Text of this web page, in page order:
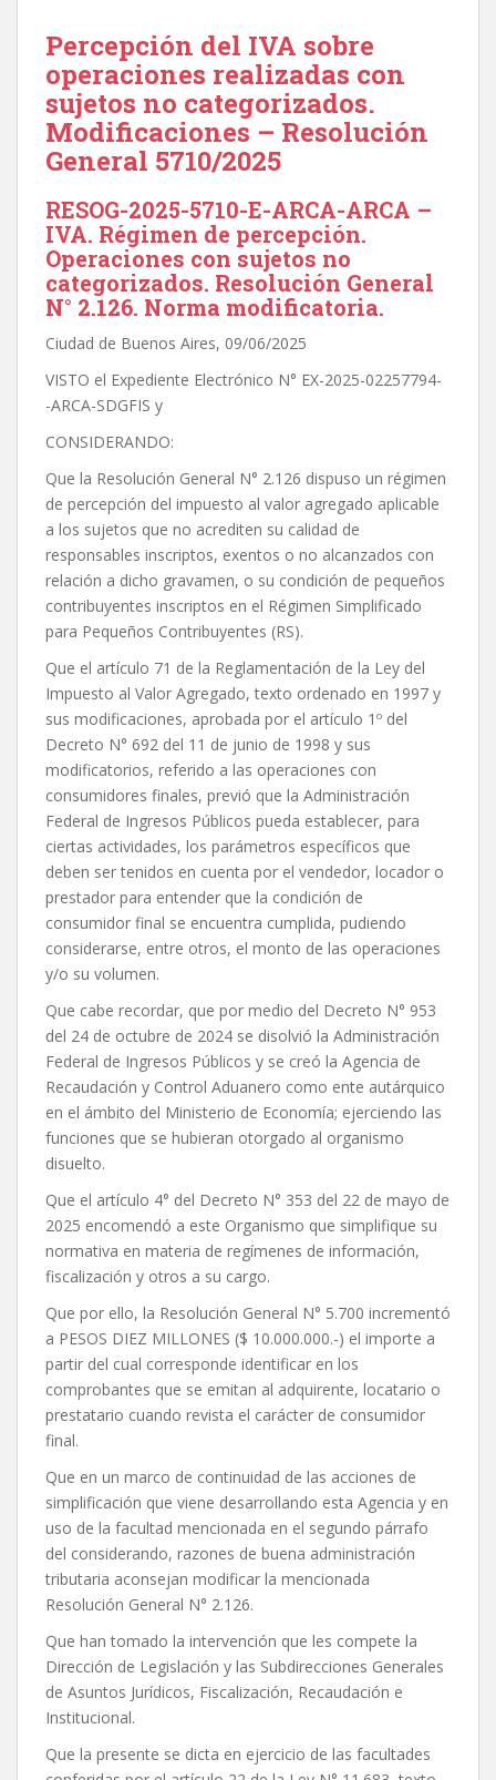
Percepción del IVA sobre
operaciones realizadas con
sujetos no categorizados.
Modificaciones – Resolución
General 5710/2025
RESOG-2025-5710-E-ARCA-ARCA –
IVA. Régimen de percepción.
Operaciones con sujetos no
categorizados. Resolución General
N° 2.126. Norma modificatoria.
Ciudad de Buenos Aires, 09/06/2025
VISTO el Expediente Electrónico N° EX-2025-02257794-
-ARCA-SDGFIS y
CONSIDERANDO:
Que la Resolución General N° 2.126 dispuso un régimen
de percepción del impuesto al valor agregado aplicable
a los sujetos que no acrediten su calidad de
responsables inscriptos, exentos o no alcanzados con
relación a dicho gravamen, o su condición de pequeños
contribuyentes inscriptos en el Régimen Simplificado
para Pequeños Contribuyentes (RS).
Que el artículo 71 de la Reglamentación de la Ley del
Impuesto al Valor Agregado, texto ordenado en 1997 y
sus modificaciones, aprobada por el artículo 1º del
Decreto N° 692 del 11 de junio de 1998 y sus
modificatorios, referido a las operaciones con
consumidores finales, previó que la Administración
Federal de Ingresos Públicos pueda establecer, para
ciertas actividades, los parámetros específicos que
deben ser tenidos en cuenta por el vendedor, locador o
prestador para entender que la condición de
consumidor final se encuentra cumplida, pudiendo
considerarse, entre otros, el monto de las operaciones
y/o su volumen.
Que cabe recordar, que por medio del Decreto N° 953
del 24 de octubre de 2024 se disolvió la Administración
Federal de Ingresos Públicos y se creó la Agencia de
Recaudación y Control Aduanero como ente autárquico
en el ámbito del Ministerio de Economía; ejerciendo las
funciones que se hubieran otorgado al organismo
disuelto.
Que el artículo 4° del Decreto N° 353 del 22 de mayo de
2025 encomendó a este Organismo que simplifique su
normativa en materia de regímenes de información,
fiscalización y otros a su cargo.
Que por ello, la Resolución General N° 5.700 incrementó
a PESOS DIEZ MILLONES ($ 10.000.000.-) el importe a
partir del cual corresponde identificar en los
comprobantes que se emitan al adquirente, locatario o
prestatario cuando revista el carácter de consumidor
final.
Que en un marco de continuidad de las acciones de
simplificación que viene desarrollando esta Agencia y en
uso de la facultad mencionada en el segundo párrafo
del considerando, razones de buena administración
tributaria aconsejan modificar la mencionada
Resolución General N° 2.126.
Que han tomado la intervención que les compete la
Dirección de Legislación y las Subdirecciones Generales
de Asuntos Jurídicos, Fiscalización, Recaudación e
Institucional.
Que la presente se dicta en ejercicio de las facultades